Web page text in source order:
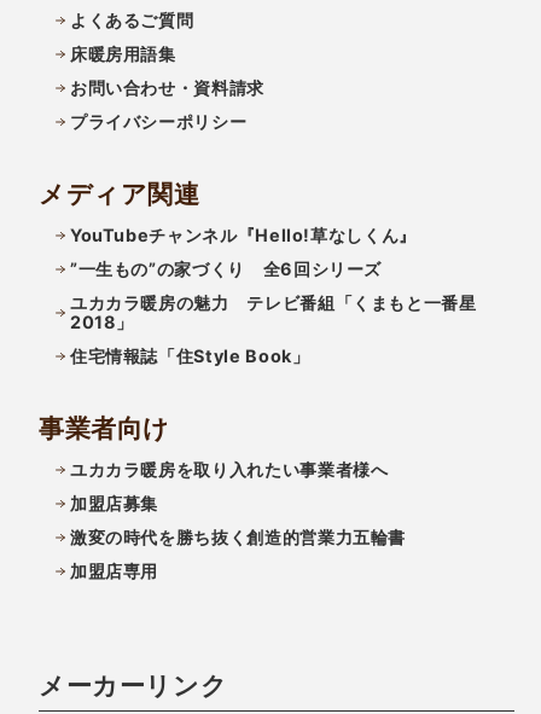
よくあるご質問
床暖房用語集
お問い合わせ・資料請求
プライバシーポリシー
メディア関連
YouTubeチャンネル『Hello!草なしくん』
”一生もの”の家づくり 全6回シリーズ
ユカカラ暖房の魅力 テレビ番組「くまもと一番星
2018」
住宅情報誌「住Style Book」
事業者向け
ユカカラ暖房を取り入れたい事業者様へ
加盟店募集
激変の時代を勝ち抜く創造的営業力五輪書
加盟店専用
メーカーリンク